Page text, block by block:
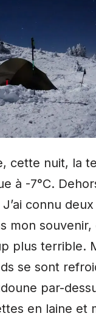
cette nuit, la
à -7°C.
J’ai connu
mon souvenir,
plus terrible.
se sont
par-
en laine et